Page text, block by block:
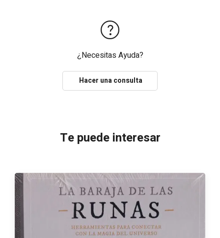
¿Necesitas Ayuda?
Hacer una consulta
Te puede interesar